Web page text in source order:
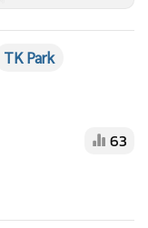
ร่วมกิจกรรมโดยไม่
Dee x Playeum :
ภายใต้แนวคิด
TK Park
63